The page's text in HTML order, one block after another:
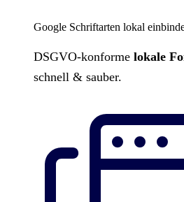
Google Schriftarten lokal
DSGVO-konforme lokale
schnell & sauber.